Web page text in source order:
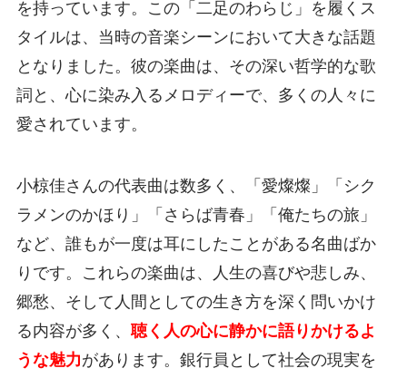
を持っています。この「二足のわらじ」を履くス
タイルは、当時の音楽シーンにおいて大きな話題
となりました。彼の楽曲は、その深い哲学的な歌
詞と、心に染み入るメロディーで、多くの人々に
愛されています。
小椋佳さんの代表曲は数多く、「愛燦燦」「シク
ラメンのかほり」「さらば青春」「俺たちの旅」
など、誰もが一度は耳にしたことがある名曲ばか
りです。これらの楽曲は、人生の喜びや悲しみ、
郷愁、そして人間としての生き方を深く問いかけ
る内容が多く、 聴く人の心に静かに語りかけるよ
うな魅力があります。銀行員として社会の現実を